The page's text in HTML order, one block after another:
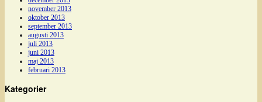
november 2013
oktober 2013
september 2013
augusti 2013
juli 2013
juni 2013
maj 2013
februari 2013
Kategorier